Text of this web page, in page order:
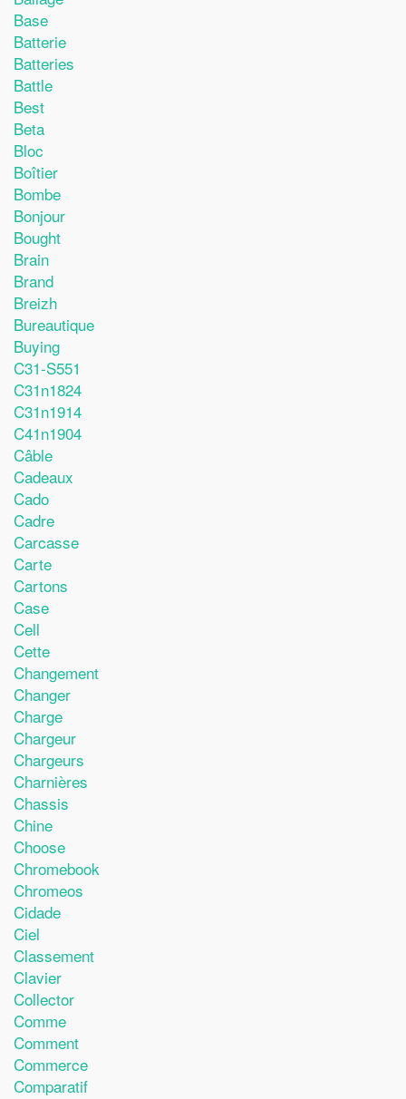
Base
Batterie
Batteries
Battle
Best
Beta
Bloc
Boîtier
Bombe
Bonjour
Bought
Brain
Brand
Breizh
Bureautique
Buying
C31-S551
C31n1824
C31n1914
C41n1904
Câble
Cadeaux
Cado
Cadre
Carcasse
Carte
Cartons
Case
Cell
Cette
Changement
Changer
Charge
Chargeur
Chargeurs
Charnières
Chassis
Chine
Choose
Chromebook
Chromeos
Cidade
Ciel
Classement
Clavier
Collector
Comme
Comment
Commerce
Comparatif